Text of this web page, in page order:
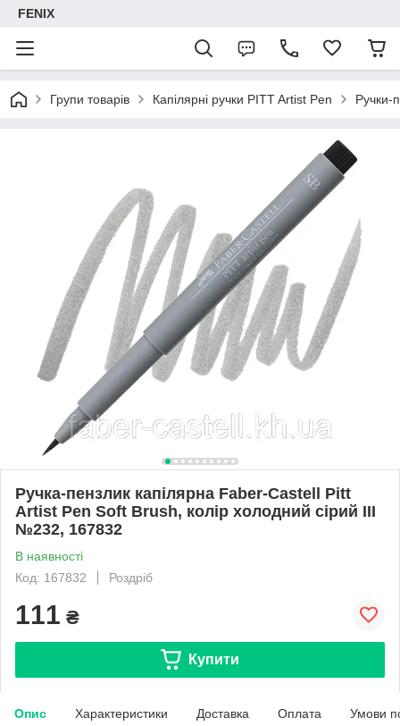
FENIX
Групи товарів Капілярні ручки PITT Artist Pen Ручки-
Ручка-пензлик капілярна Faber-Castell Pitt
Artist Pen Soft Brush, колір холодний сірий III
№232, 167832
В наявності
Код: 167832
Роздріб
111 ₴
Купити
Опис Характеристики Доставка Оплата Умови